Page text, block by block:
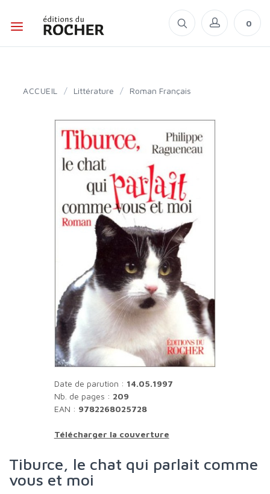
0
ACCUEIL / Littérature / Roman Français
Date de parution : 14.05.1997
Nb. de pages : 209
EAN : 9782268025728
Télécharger la couverture
Tiburce, le chat qui parlait comme
vous et moi